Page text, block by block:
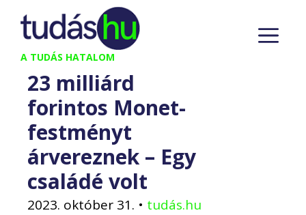
Kilépés
tartalomba
A TUDÁS HATALOM
23 milliárd
forintos Monet-
festményt
árvereznek – Egy
családé volt
2023. október 31. • tudás.hu